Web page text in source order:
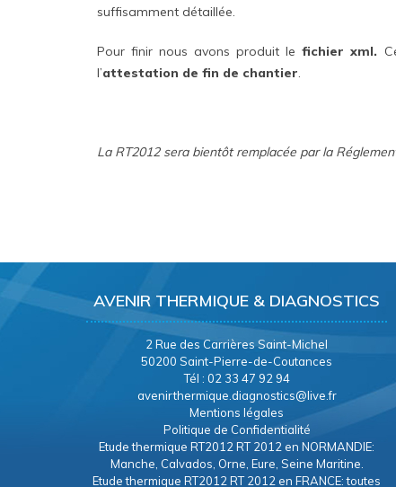
suffisamment détaillée.
Pour finir nous avons produit lefichier xml.
l’attestation de fin de chantier
La RT2012 sera bientôt remplacée par la
AVENIR THERMIQUE & DIAGNOSTICS
2 Rue des Carrières Saint-Michel
50200 Saint-Pierre-de-Coutances
Tél : 02 33 47 92 94
avenirthermique.diagnostics@live.fr
Mentions légales
Politique de Confidentialité
Etude thermique RT2012 RT 2012 en NORMANDIE:
Manche, Calvados, Orne, Eure, Seine Maritine.
Etude thermique RT2012 RT 2012 en FRANCE: toutes